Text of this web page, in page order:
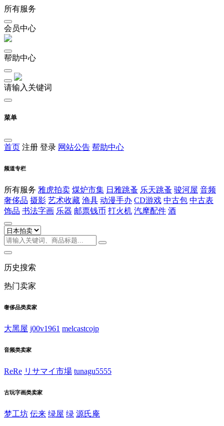
所有服务
会员中心
帮助中心
请输入关键词
菜单
首页 注册 登录 网站公告 帮助中心
频道专栏
所有服务 雅虎拍卖 煤炉市集 日雅跳蚤 乐天跳蚤 骏河屋 音频
奢侈品 摄影 艺术收藏 渔具 动漫手办 CD游戏 中古包 中古表
饰品 书法字画 乐器 邮票钱币 打火机 汽摩配件 酒
历史搜索
热门卖家
奢侈品类卖家
大黑屋 j00v1961 melcastcojp
音频类卖家
ReRe リサマイ市場 tunagu5555
古玩字画类卖家
梦工坊 伝来 绿屋 绿 源氏庵